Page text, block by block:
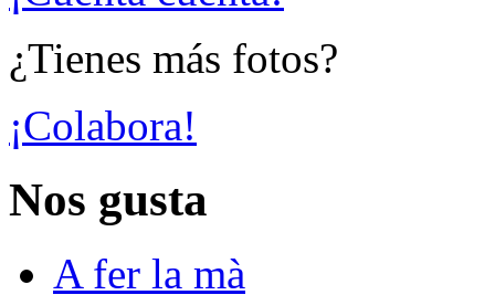
¿Tienes más fotos?
¡Colabora!
Nos gusta
A fer la mà